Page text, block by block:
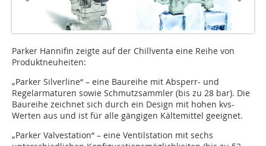
Parker Hannifin zeigte auf der Chillventa eine Reihe von
Produktneuheiten:
„Parker Silverline“ – eine Baureihe mit Absperr- und
Regelarmaturen sowie Schmutzsammler (bis zu 28 bar). Die
Baureihe zeichnet sich durch ein Design mit hohen kvs-
Werten aus und ist für alle gängigen Kältemittel geeignet.
„Parker Valvestation“ – eine Ventilstation mit sechs